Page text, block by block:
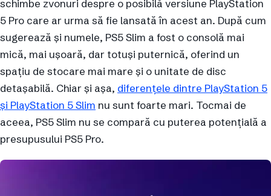
schimbe zvonuri despre o posibilă versiune PlayStation
5 Pro care ar urma să fie lansată în acest an. După cum
sugerează și numele, PS5 Slim a fost o consolă mai
mică, mai ușoară, dar totuși puternică, oferind un
spațiu de stocare mai mare și o unitate de disc
detașabilă. Chiar și așa, diferențele dintre PlayStation 5
și PlayStation 5 Slim nu sunt foarte mari. Tocmai de
aceea, PS5 Slim nu se compară cu puterea potențială a
presupusului PS5 Pro.